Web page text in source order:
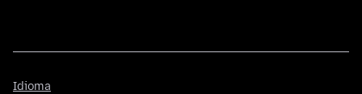
Idioma